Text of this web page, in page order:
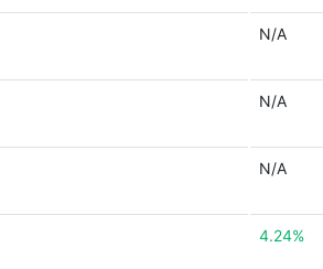
N/A
N/A
N/A
4.24%